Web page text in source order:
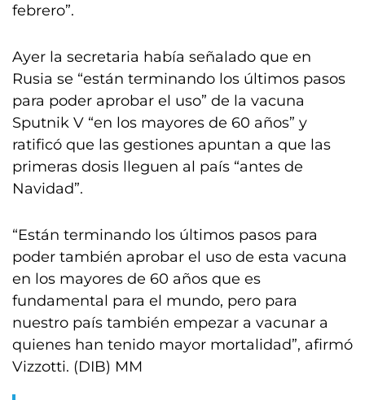
febrero”.
Ayer la secretaria había señalado que en
Rusia se “están terminando los últimos pasos
para poder aprobar el uso” de la vacuna
Sputnik V “en los mayores de 60 años” y
ratificó que las gestiones apuntan a que las
primeras dosis lleguen al país “antes de
Navidad”.
“Están terminando los últimos pasos para
poder también aprobar el uso de esta vacuna
en los mayores de 60 años que es
fundamental para el mundo, pero para
nuestro país también empezar a vacunar a
quienes han tenido mayor mortalidad”, afirmó
Vizzotti. (DIB) MM